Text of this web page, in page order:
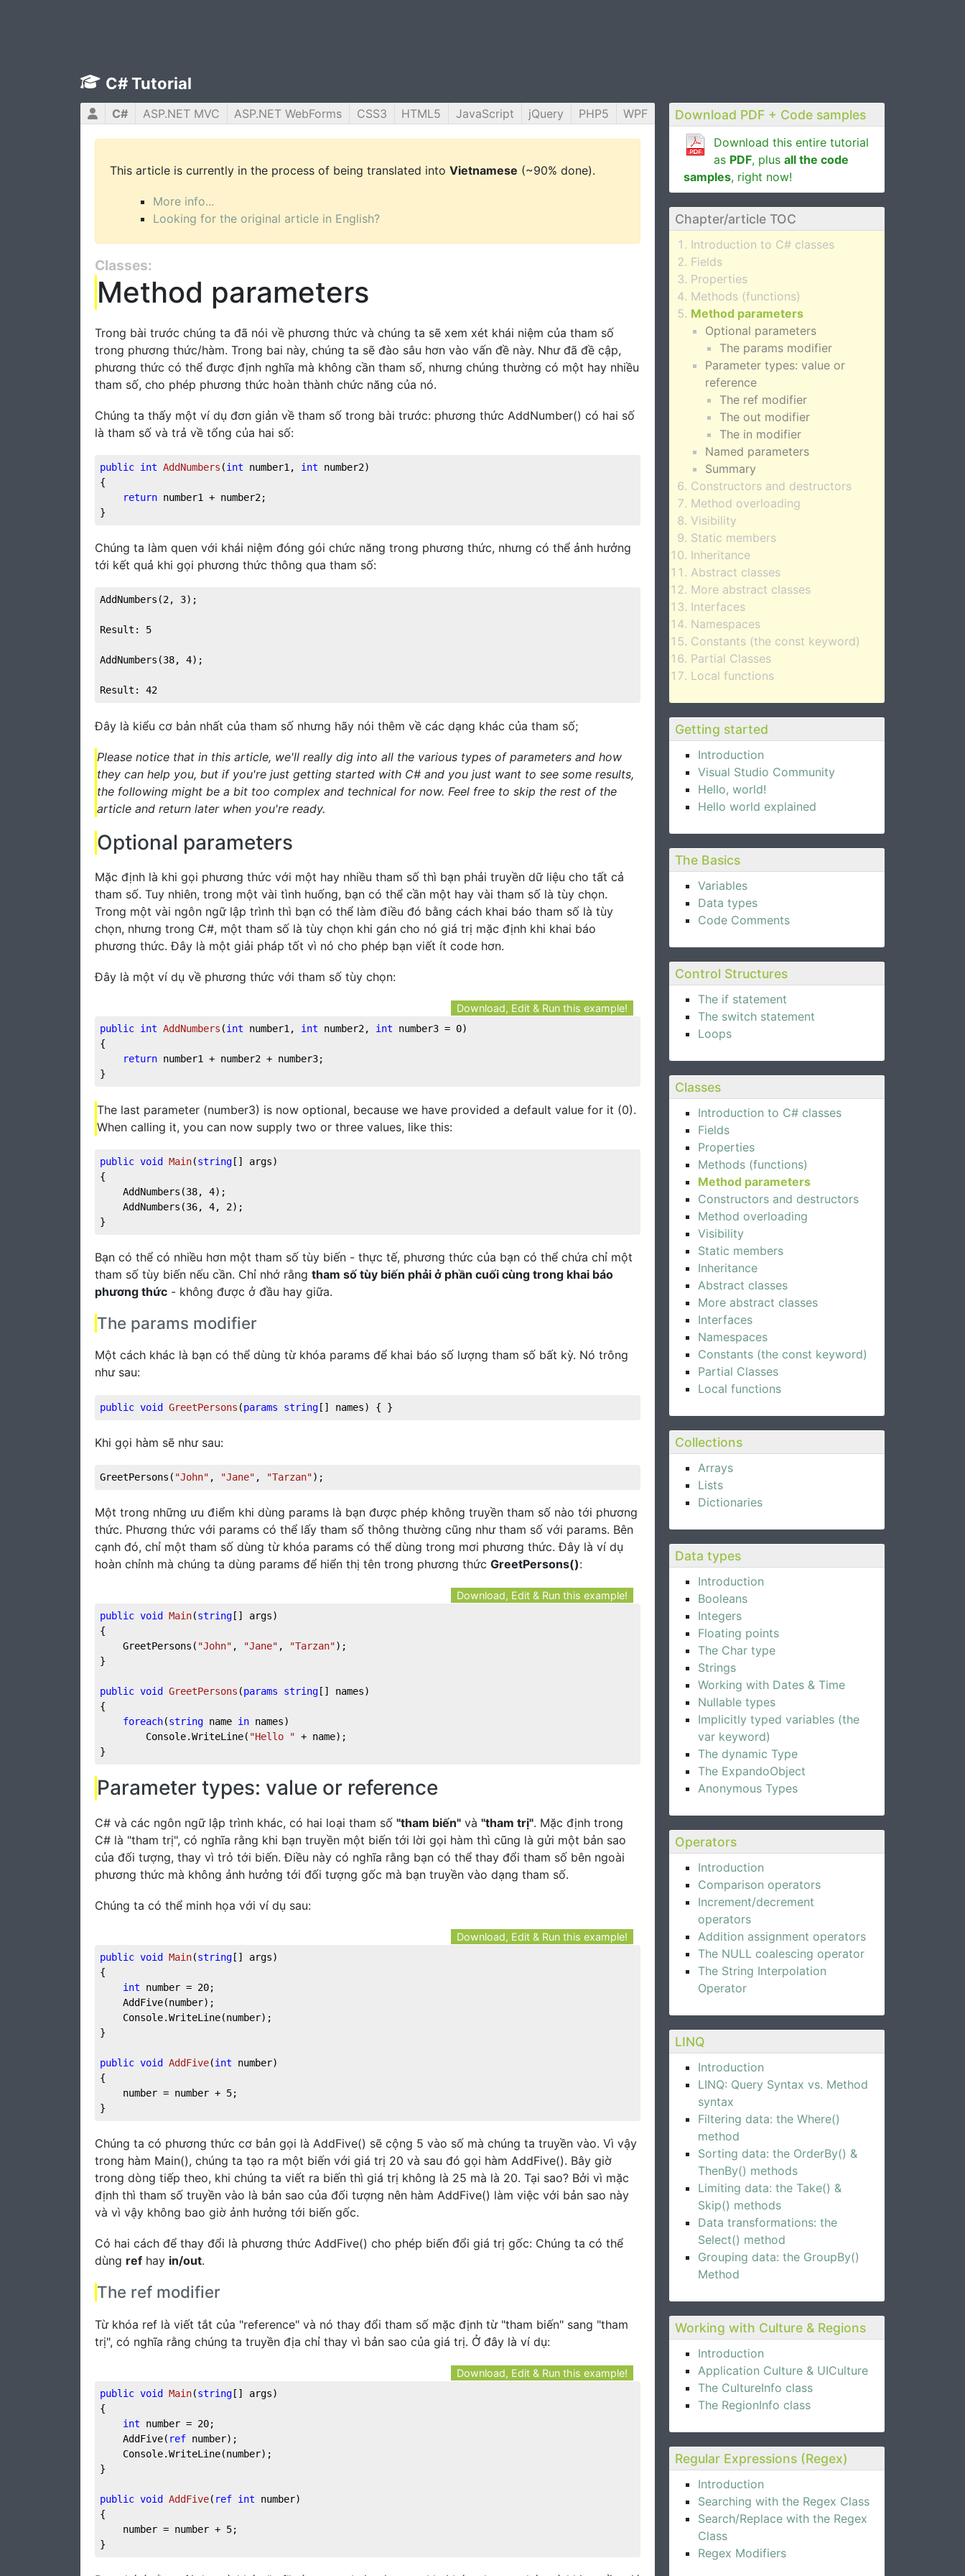
C# Tutorial
Download PDF + Code samples
Download this entire tutorial
as PDF, plus all the code
samples, right now!
Chapter/article TOC
Introduction to C# classes
Fields
Properties
Methods (functions)
Method parameters
Optional parameters
The params modifier
Parameter types: value or
reference
The ref modifier
The out modifier
The in modifier
Named parameters
Summary
Constructors and destructors
Method overloading
Visibility
Static members
Inheritance
Abstract classes
More abstract classes
Interfaces
Namespaces
Constants (the const keyword)
Partial Classes
Local functions
Getting started
Introduction
Visual Studio Community
Hello, world!
Hello world explained
The Basics
Variables
Data types
Code Comments
Control Structures
The if statement
The switch statement
Loops
Classes
Introduction to C# classes
Fields
Properties
Methods (functions)
Method parameters
Constructors and destructors
Method overloading
Visibility
Static members
Inheritance
Abstract classes
More abstract classes
Interfaces
Namespaces
Constants (the const keyword)
Partial Classes
Local functions
Collections
Arrays
Lists
Dictionaries
Data types
Introduction
Booleans
Integers
Floating points
The Char type
Strings
Working with Dates & Time
Nullable types
Implicitly typed variables (the
var keyword)
The dynamic Type
The ExpandoObject
Anonymous Types
Operators
Introduction
Comparison operators
Increment/decrement
operators
Addition assignment operators
The NULL coalescing operator
The String Interpolation
Operator
LINQ
Introduction
LINQ: Query Syntax vs. Method
syntax
Filtering data: the Where()
method
Sorting data: the OrderBy() &
ThenBy() methods
Limiting data: the Take() &
Skip() methods
Data transformations: the
Select() method
Grouping data: the GroupBy()
Method
Working with Culture & Regions
Introduction
Application Culture & UICulture
The CultureInfo class
The RegionInfo class
Regular Expressions (Regex)
Introduction
Searching with the Regex Class
Search/Replace with the Regex
Class
Regex Modifiers
C# ASP.NET MVC ASP.NET WebForms CSS3 HTML5 JavaScript jQuery PHP5 WPF
This article is currently in the process of being translated into Vietnamese (~90% done).
More info...
Looking for the original article in English?
Classes:
Method parameters
Trong bài trước chúng ta đã nói về phương thức và chúng ta sẽ xem xét khái niệm của tham số
trong phương thức/hàm. Trong bai này, chúng ta sẽ đào sâu hơn vào vấn đề này. Như đã đề cập,
phương thức có thể được định nghĩa mà không cần tham số, nhưng chúng thường có một hay nhiều
tham số, cho phép phương thức hoàn thành chức năng của nó.
Chúng ta thấy một ví dụ đơn giản về tham số trong bài trước: phương thức AddNumber() có hai số
là tham số và trả về tổng của hai số:
public int AddNumbers (int number1, int number2)
{
return number1 + number2;
}
Chúng ta làm quen với khái niệm đóng gói chức năng trong phương thức, nhưng có thể ảnh hưởng
tới kết quả khi gọi phương thức thông qua tham số:
AddNumbers(2, 3);
Result: 5
AddNumbers(38, 4);
Result: 42
Đây là kiểu cơ bản nhất của tham số nhưng hãy nói thêm về các dạng khác của tham số;
Please notice that in this article, we'll really dig into all the various types of parameters and how
they can help you, but if you're just getting started with C# and you just want to see some results,
the following might be a bit too complex and technical for now. Feel free to skip the rest of the
article and return later when you're ready.
Optional parameters
Mặc định là khi gọi phương thức với một hay nhiều tham số thì bạn phải truyền dữ liệu cho tất cả
tham số. Tuy nhiên, trong một vài tình huống, bạn có thể cần một hay vài tham số là tùy chọn.
Trong một vài ngôn ngữ lập trình thì bạn có thể làm điều đó bằng cách khai báo tham số là tùy
chọn, nhưng trong C#, một tham số là tùy chọn khi gán cho nó giá trị mặc định khi khai báo
phương thức. Đây là một giải pháp tốt vì nó cho phép bạn viết ít code hơn.
Đây là một ví dụ về phương thức với tham số tùy chọn:
Download, Edit & Run this example!
public int AddNumbers (int number1, int number2, int number3 = 0)
{
return number1 + number2 + number3;
}
The last parameter (number3) is now optional, because we have provided a default value for it (0).
When calling it, you can now supply two or three values, like this:
public void Main(string [] args)
{
	AddNumbers(
38, 4);
	AddNumbers(
36, 4, 2);
}
Bạn có thể có nhiều hơn một tham số tùy biến - thực tế, phương thức của bạn có thể chứa chỉ một
tham số tùy biến nếu cần. Chỉ nhớ rằng tham số tùy biến phải ở phần cuối cùng trong khai báo
phương thức - không được ở đầu hay giữa.
The params modifier
Một cách khác là bạn có thể dùng từ khóa params để khai báo số lượng tham số bất kỳ. Nó trông
như sau:
public void GreetPersons (params string[] names) { }
Khi gọi hàm sẽ như sau:
GreetPersons( "John" , "Jane" , "Tarzan");
Một trong những ưu điểm khi dùng params là bạn được phép không truyền tham số nào tới phương
thức. Phương thức với params có thể lấy tham số thông thường cũng như tham số với params. Bên
cạnh đó, chỉ một tham số dùng từ khóa params có thể dùng trong mơi phương thức. Đây là ví dụ
hoàn chỉnh mà chúng ta dùng params để hiển thị tên trong phương thức GreetPersons():
Download, Edit & Run this example!
public void Main(string [] args)
{
	GreetPersons(
"John" , "Jane" , "Tarzan");
}
public void GreetPersons (params string [] names)
{
foreach(string name in names)
		Console.WriteLine(
"Hello " + name);
}
Parameter types: value or reference
C# và các ngôn ngữ lập trình khác, có hai loại tham số "tham biến" và "tham trị". Mặc định trong
C# là "tham trị", có nghĩa rằng khi bạn truyền một biến tới lời gọi hàm thì cũng là gửi một bản sao
của đối tượng, thay vì trỏ tới biến. Điều này có nghĩa rằng bạn có thể thay đổi tham số bên ngoài
phương thức mà không ảnh hưởng tới đối tượng gốc mà bạn truyền vào dạng tham số.
Chúng ta có thể minh họa với ví dụ sau:
Download, Edit & Run this example!
public void Main(string [] args)
{
int number = 20;
}
public void AddFive(int number)
{
	number = number +
5;
}
Chúng ta có phương thức cơ bản gọi là AddFive() sẽ cộng 5 vào số mà chúng ta truyền vào. Vì vậy
trong hàm Main(), chúng ta tạo ra một biến với giá trị 20 và sau đó gọi hàm AddFive(). Bây giờ
trong dòng tiếp theo, khi chúng ta viết ra biến thì giá trị không là 25 mà là 20. Tại sao? Bởi vì mặc
định thì tham số truyền vào là bản sao của đối tượng nên hàm AddFive() làm việc với bản sao này
và vì vậy không bao giờ ảnh hưởng tới biến gốc.
Có hai cách để thay đổi là phương thức AddFive() cho phép biến đổi giá trị gốc: Chúng ta có thể
dùng ref hay in/out.
The ref modifier
Từ khóa ref là viết tắt của "reference" và nó thay đổi tham số mặc định từ "tham biến" sang "tham
trị", có nghĩa rằng chúng ta truyền địa chỉ thay vì bản sao của giá trị. Ở đây là ví dụ:
Download, Edit & Run this example!
public void Main(string [] args)
{
int number = 20;
	AddFive(
ref number);
}
public void AddFive( ref int number)
{
	number = number +
5;
}